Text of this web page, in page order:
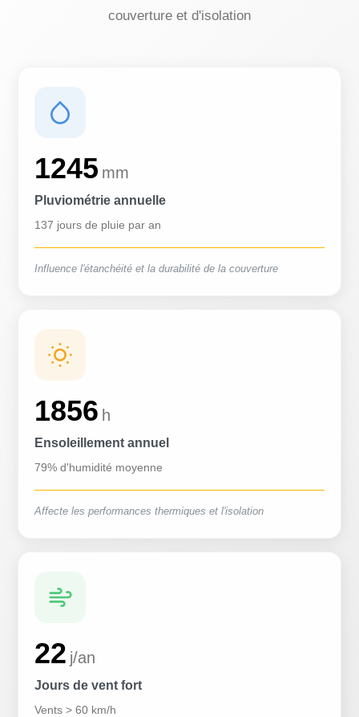
couverture et d'isolation
1245 mm
Pluviométrie annuelle
137 jours de pluie par an
Influence l'étanchéité et la durabilité de la couverture
1856 h
Ensoleillement annuel
79% d'humidité moyenne
Affecte les performances thermiques et l'isolation
22 j/an
Jours de vent fort
Vents > 60 km/h